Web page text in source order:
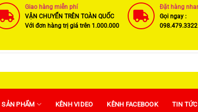
Giao hàng miễn phí
VẬN CHUYỂN TRÊN TOÀN QUỐC
Với đơn hàng trị giá trên 1.000.000
Đặt hàng
Gọi ngay :
098.479.3322
SẢN PHẨM KÊNH VIDEO KÊNH FACEBOOK TIN